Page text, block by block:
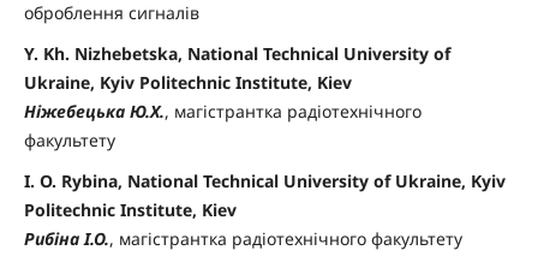
оброблення сигналів
Y. Kh. Nizhebetska, National Technical University of
Ukraine, Kyiv Politechnic Institute, Kiev
Ніжебецька Ю.Х., магістрантка радіотехнічного
факультету
I. O. Rybina, National Technical University of Ukraine, Kyiv
Politechnic Institute, Kiev
Рибіна І.О., магістрантка радіотехнічного факультету